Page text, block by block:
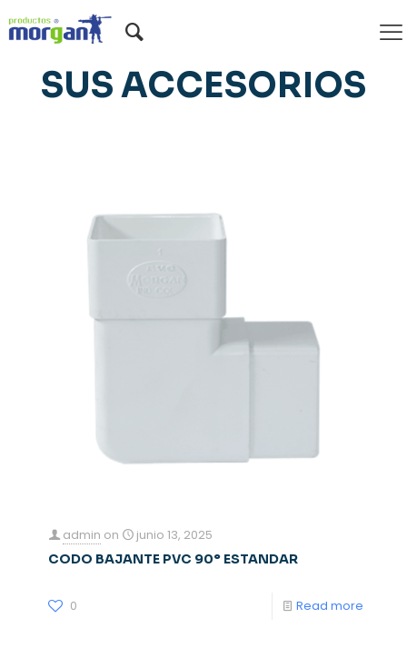
BAJANTES PVC Y
SUS ACCESORIOS
admin on junio 13, 2025
CODO BAJANTE PVC 90° ESTANDAR
0 Read more